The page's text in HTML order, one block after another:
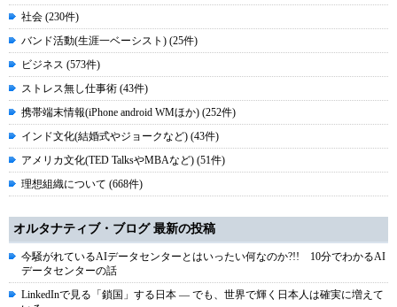
社会 (230件)
バンド活動(生涯一ベーシスト) (25件)
ビジネス (573件)
ストレス無し仕事術 (43件)
携帯端末情報(iPhone android WMほか) (252件)
インド文化(結婚式やジョークなど) (43件)
アメリカ文化(TED TalksやMBAなど) (51件)
理想組織について (668件)
オルタナティブ・ブログ 最新の投稿
今騒がれているAIデータセンターとはいったい何なのか?!! 10分でわかるAI
データセンターの話
LinkedInで見る「鎖国」する日本 ― でも、世界で輝く日本人は確実に増えて